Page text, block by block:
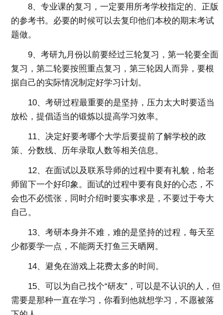
8、专业课的复习，一定要用所考学校指定的、正版
的参考书。必要的时候可以去复印他们本校的期末考试
题做。
9、考研九月份以前要经过三轮复习，第一轮要全面
复习，第二轮要按照重点复习，第三轮因人而异，要根
据自己的实际情况制定好学习计划。
10、考研过程最重要的是坚持，压力太大时要适当
放松，提倡适当的锻炼以提高学习效率。
11、决定好要考哪个大学后要提前了解学校的政
策、分数线、历年录取人数等相关信息。
12、在面试以及联系导师的过程中要有礼貌，给老
师留下一个好印象。面试的过程中要有良好的心态，不
会也不必慌张，同时介绍时要实事求是，不要过于夸大
自己。
13、考研本身并不难，难的是坚持的过程，每天至
少都要学一点，不能两天打鱼三天晒网。
14、避免在游戏上花费太多的时间。
15、可以为自己找个“研友”，可以是不认识的人，但
需要是那种一直在学习，你看到他就想学习，不愿被落